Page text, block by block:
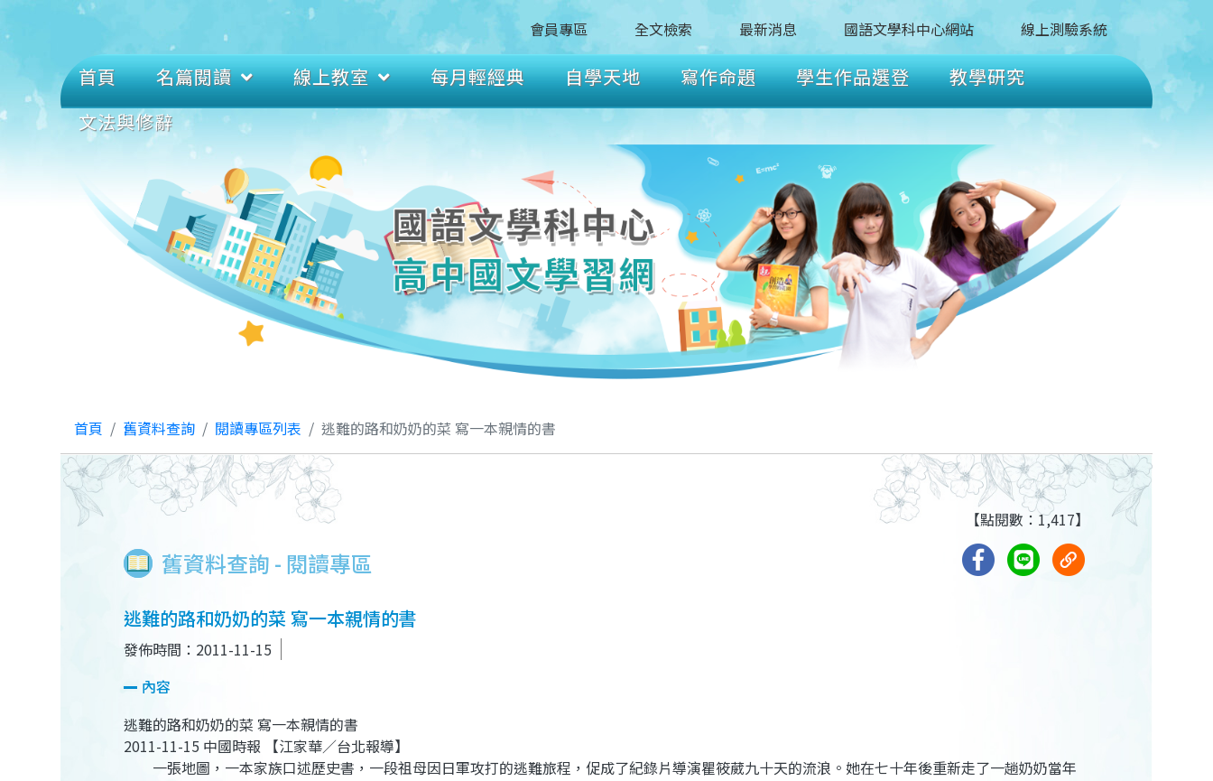
會員專區 全文檢索 最新消息 國語文學科中心網站 線上測驗系統
首頁 名篇閱讀 線上教室 每月輕經典 自學天地 寫作命題 學生作品選登
教學研究
文法與修辭
首頁 舊資料查詢 閱讀專區列表 逃難的路和奶奶的菜 寫一本親情的書
舊資料查詢 - 閱讀專區
【點閱數：1,417】
逃難的路和奶奶的菜 寫一本親情的書
發佈時間：2011-11-15
內容
逃難的路和奶奶的菜 寫一本親情的書
2011-11-15 中國時報 【江家華／台北報導】
一張地圖，一本家族口述歷史書，一段祖母因日軍攻打的逃難旅程，促成了紀錄片導演瞿筱葳九十天的流浪。她在七十年後重新走了一趟奶奶當年